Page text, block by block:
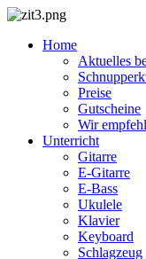
Home
Aktuelles
Preise
Gutscheine
Wir
Unterricht
Gitarre
E-Gitarre
E-Bass
Ukulele
Klavier
Keyboard
Schlagzeug